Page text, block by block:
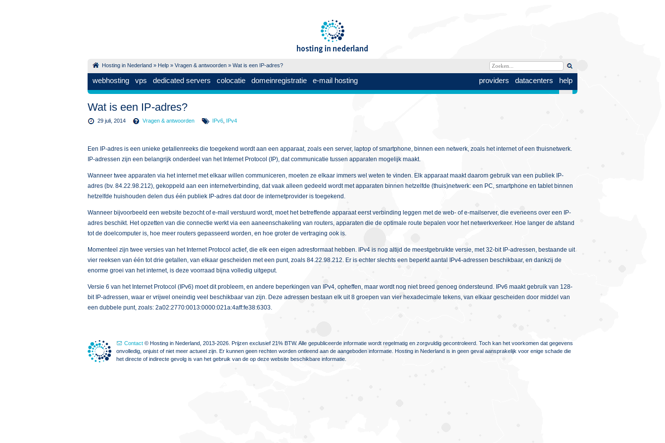
Hosting in Nederland » Help » Vragen & antwoorden » Wat is een IP-adres?
providers datacenters help
webhosting vps dedicated servers colocatie domeinregistratie e-mail hosting
Wat is een IP-adres?
29 juli, 2014 Vragen & antwoorden IPv6 IPv4
Een IP-adres is een unieke getallenreeks die toegekend wordt aan een apparaat, zoals een server, laptop of smartphone, binnen een netwerk, zoals het internet of een thuisnetwerk.
IP-adressen zijn een belangrijk onderdeel van het Internet Protocol (IP), dat communicatie tussen apparaten mogelijk maakt.
Wanneer twee apparaten via het internet met elkaar willen communiceren, moeten ze elkaar immers wel weten te vinden. Elk apparaat maakt daarom gebruik van een publiek IP-
adres (bv. 84.22.98.212), gekoppeld aan een internetverbinding, dat vaak alleen gedeeld wordt met apparaten binnen hetzelfde (thuis)netwerk: een PC, smartphone en tablet binnen
hetzelfde huishouden delen dus één publiek IP-adres dat door de internetprovider is toegekend.
Wanneer bijvoorbeeld een website bezocht of e-mail verstuurd wordt, moet het betreffende apparaat eerst verbinding leggen met de web- of e-mailserver, die eveneens over een IP-
adres beschikt. Het opzetten van die connectie werkt via een aaneenschakeling van routers, apparaten die de optimale route bepalen voor het netwerkverkeer. Hoe langer de afstand
tot de doelcomputer is, hoe meer routers gepasseerd worden, en hoe groter de vertraging ook is.
Momenteel zijn twee versies van het Internet Protocol actief, die elk een eigen adresformaat hebben. IPv4 is nog altijd de meestgebruikte versie, met 32-bit IP-adressen, bestaande uit
vier reeksen van één tot drie getallen, van elkaar gescheiden met een punt, zoals 84.22.98.212. Er is echter slechts een beperkt aantal IPv4-adressen beschikbaar, en dankzij de
enorme groei van het internet, is deze voorraad bijna volledig uitgeput.
Versie 6 van het Internet Protocol (IPv6) moet dit probleem, en andere beperkingen van IPv4, opheffen, maar wordt nog niet breed genoeg ondersteund. IPv6 maakt gebruik van 128-
bit IP-adressen, waar er vrijwel oneindig veel beschikbaar van zijn. Deze adressen bestaan elk uit 8 groepen van vier hexadecimale tekens, van elkaar gescheiden door middel van
een dubbele punt, zoals: 2a02:2770:0013:0000:021a:4aff:fe38:6303.
Contact © Hosting in Nederland, 2013-2026. Prijzen exclusief 21% BTW. Alle gepubliceerde informatie wordt regelmatig en zorgvuldig gecontroleerd. Toch kan het voorkomen dat gegevens
onvolledig, onjuist of niet meer actueel zijn. Er kunnen geen rechten worden ontleend aan de aangeboden informatie. Hosting in Nederland is in geen geval aansprakelijk voor enige schade die
het directe of indirecte gevolg is van het gebruik van de op deze website beschikbare informatie.